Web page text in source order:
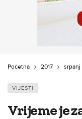
Početna 2017 srpanj
VIJESTI
Vrijeme je